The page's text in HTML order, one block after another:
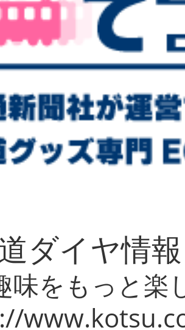
ダイヤ情
味をもっと楽